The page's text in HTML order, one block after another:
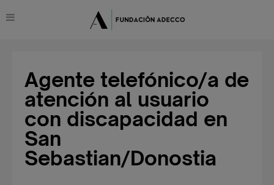
Agente telefónico/a de
atención al usuario
con discapacidad en
San
Sebastian/Donostia